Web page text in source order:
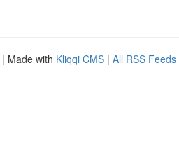
| Made with Kliqqi CMS | All RSS Feeds